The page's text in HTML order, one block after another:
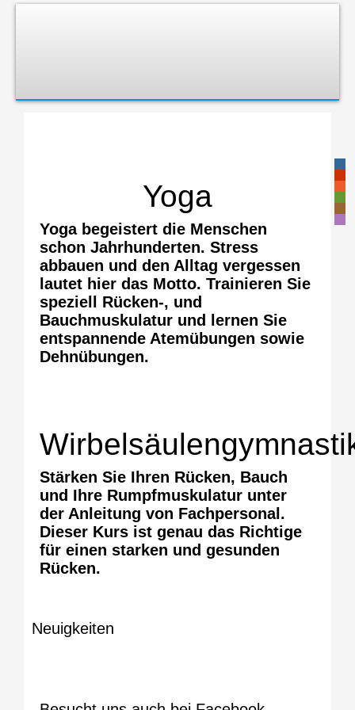
Yoga
Yoga begeistert die Menschen
schon Jahrhunderten. Stress
abbauen und den Alltag vergessen
lautet hier das Motto. Trainieren Sie
speziell Rücken-, und
Bauchmuskulatur und lernen Sie
entspannende Atemübungen sowie
Dehnübungen.
Stärken Sie Ihren Rücken, Bauch
und Ihre Rumpfmuskulatur unter
der Anleitung von Fachpersonal.
Dieser Kurs ist genau das Richtige
für einen starken und gesunden
Rücken.
Neuigkeiten